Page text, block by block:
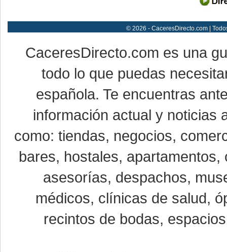
© 2026 - CaceresDirecto.com |
CaceresDirecto.com es una
todo lo que puedas
española. Te encuentras
información actual y noticias
como: tiendas, negocios,
bares, hostales,
asesorías, despachos,
médicos, clínicas de salud,
recintos de bodas,